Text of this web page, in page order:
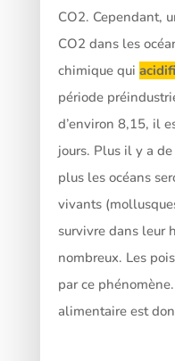
CO2. Cependant,
CO2 dans les
chimique qui
période
d’environ 8,15, il
jours. Plus il y a
plus les océans
vivants
survivre dans leur
nombreux. Les
par ce
alimentaire est